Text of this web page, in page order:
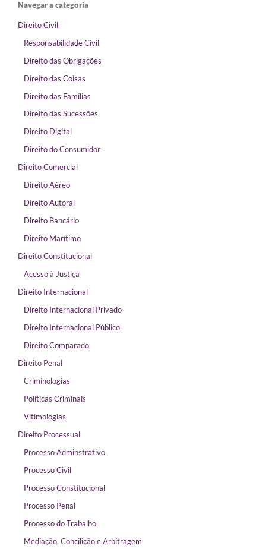
Navegar a categoria
Direito Civil
Responsabilidade Civil
Direito das Obrigações
Direito das Coisas
Direito das Famílias
Direito das Sucessões
Direito Digital
Direito do Consumidor
Direito Comercial
Direito Aéreo
Direito Autoral
Direito Bancário
Direito Marítimo
Direito Constitucional
Acesso à Justiça
Direito Internacional
Direito Internacional Privado
Direito Internacional Público
Direito Comparado
Direito Penal
Criminologias
Políticas Criminais
Vitimologias
Direito Processual
Processo Adminstrativo
Processo Civil
Processo Constitucional
Processo Penal
Processo do Trabalho
Mediação, Concilição e Arbitragem